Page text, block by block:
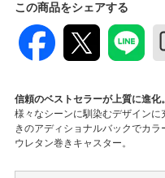
この商品をシェアする
信頼のベストセラーが上質に進
様々なシーンに馴染むデザイン
きのアディショナルバックでカ
ウレタン巻きキャスター。